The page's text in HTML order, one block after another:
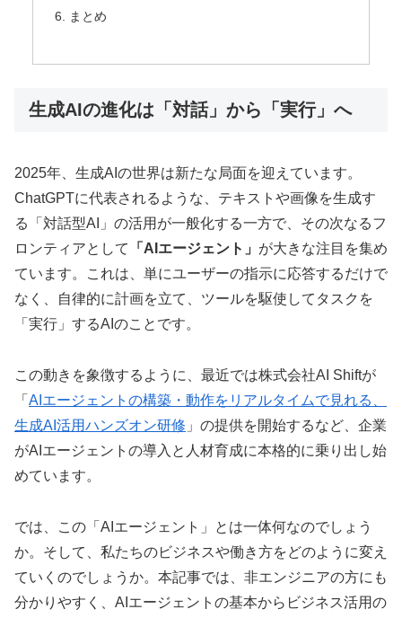
まとめ
生成AIの進化は「対話」から「実行」へ
2025年、生成AIの世界は新たな局面を迎えています。
ChatGPTに代表されるような、テキストや画像を生成す
る「対話型AI」の活用が一般化する一方で、その次なるフ
ロンティアとして
「AIエージェント」 が大きな注目を集め
ています。これは、単にユーザーの指示に応答するだけで
なく、自律的に計画を立て、ツールを駆使してタスクを
「実行」するAIのことです。
この動きを象徴するように、最近では株式会社AI Shiftが
「 AIエージェントの構築・動作をリアルタイムで見れる、
生成AI活用ハンズオン研修 」の提供を開始するなど、企業
がAIエージェントの導入と人材育成に本格的に乗り出し始
めています。
では、この「AIエージェント」とは一体何なのでしょう
か。そして、私たちのビジネスや働き方をどのように変え
ていくのでしょうか。本記事では、非エンジニアの方にも
分かりやすく、AIエージェントの基本からビジネス活用の